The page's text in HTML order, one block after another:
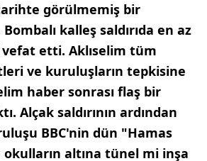
görülmemiş bir
kalleş saldırıda en az
etti. Aklıselim tüm
ve kuruluşların tepkisine
haber sonrası flaş bir
Alçak saldırının ardından
BBC'nin dün "Hamas
altına tünel mi inşa